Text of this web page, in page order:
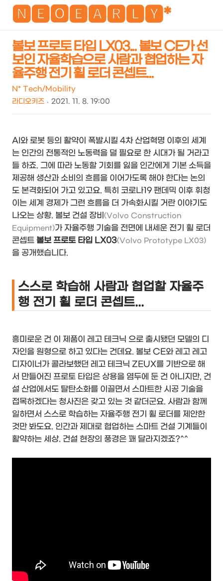
🅽🅴🅾🅴🅰🆁🅻🆈*
검
볼보 프로토 타입 LX03... 볼보 CE가 선
보인 자율학습으로 사람과 협업하는 자
율주행 전기 휠 로더 콘셉트...
N* Tech/Mobility
라디오키즈
2021. 11. 8. 19:00
AI와 로봇 등의 활약이 폭발시킬 4차 산업혁명 이후의 세계
는 인간의 전통적인 노동력을 덜 필요로 한 시대가 될 거라고
들 하죠. 그에 따라 노동할 기회를 잃을 인간에게 기본 소득을
제공해 생산과 소비의 흐름을 이어가도록 해야 한다는 논의
도 본격화되어 가고 있고요. 특히 코로나19 팬데믹 이후 휘청
이는 세계 경제가 그런 흐름을 더 가속화시킬 거란 이야기도
나오는 상황. 볼보 건설 장비 (Volvo Construction
Equipment)가 자율주행 기술을 전면에 내세운 전기 휠 로더
콘셉트 볼보 프로토 타입 LX03(Volvo Prototype LX03)
을 공개했습니다.
스스로 학습해 사람과 협업할 자율주
행 전기 휠 로더 콘셉트...
흥미로운 건 이 제품이 레고 테크닉 으로 출시됐던 모델의 디
자인을 원형으로 하고 있다는 건데요. 볼보 CE와 레고 레고
디자이너가 콜라보했던 레고 테크닉 ZEUX를 기반으로 해
서 만들어진 프로토 타입은 상용을 염두에 둔 건 아니지만, 건
설 산업에서도 탈탄소화를 이끌면서 스마트한 시공 기술을
접목하겠다는 청사진은 갖고 있는 것 같더군요. 사람과 함께
일하면서 스스로 학습하는 자율주행 전기 휠 로더를 제안한
것만 봐도요. 인간과 제대로 협업하는 스마트 건설 기계들이
활약하는 세상. 건설 현장의 풍경은 꽤 달라지겠죠?^^